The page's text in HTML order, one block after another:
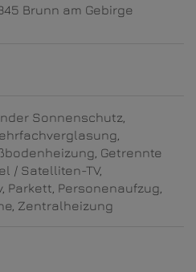
Brunn am Gebirge
Sonnenschutz
Getrennte
/ Satelliten-TV
Parkett Personenaufzug
Zentralheizung